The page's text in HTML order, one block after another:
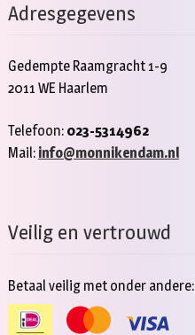
Adresgegevens
Gedempte Raamgracht 1-9
2011 WE Haarlem
Telefoon: 023-5314962
Mail: info@monnikendam.nl
Veilig en vertrouwd
Betaal veilig met onder andere: